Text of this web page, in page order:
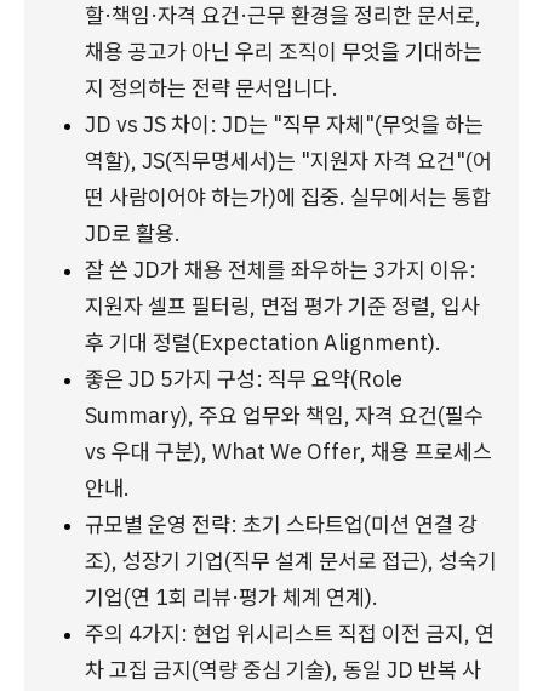
할·책임·자격 요건·근무 환경을 정리한 문서로,
채용 공고가 아닌 우리 조직이 무엇을 기대하는
지 정의하는 전략 문서입니다.
JD vs JS 차이: JD는 "직무 자체"(무엇을 하는
역할), JS(직무명세서)는 "지원자 자격 요건"(어
떤 사람이어야 하는가)에 집중. 실무에서는 통합
JD로 활용.
잘 쓴 JD가 채용 전체를 좌우하는 3가지 이유:
지원자 셀프 필터링, 면접 평가 기준 정렬, 입사
후 기대 정렬(Expectation Alignment).
좋은 JD 5가지 구성: 직무 요약(Role
Summary), 주요 업무와 책임, 자격 요건(필수
vs 우대 구분), What We Offer, 채용 프로세스
안내.
규모별 운영 전략: 초기 스타트업(미션 연결 강
조), 성장기 기업(직무 설계 문서로 접근), 성숙기
기업(연 1회 리뷰·평가 체계 연계).
주의 4가지: 현업 위시리스트 직접 이전 금지, 연
차 고집 금지(역량 중심 기술), 동일 JD 반복 사